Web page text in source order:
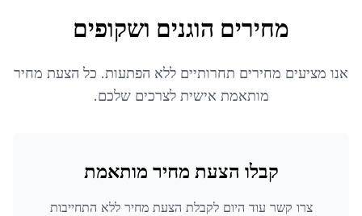
מחירים הוגנים ושקופים
אנו מציעים מחירים תחרותיים ללא הפתעות. כל הצעת מחיר
מותאמת אישית לצרכים שלכם.
קבלו הצעת מחיר מותאמת
צרו קשר עוד היום לקבלת הצעת מחיר ללא התחייבות